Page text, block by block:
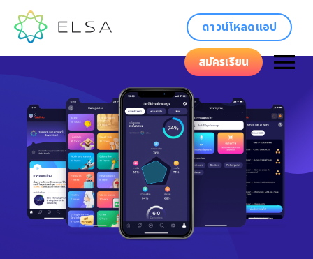
ดาวน์โหลดแอป
สมัครเรียน